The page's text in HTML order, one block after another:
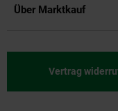
Über Marktkauf
Vertrag